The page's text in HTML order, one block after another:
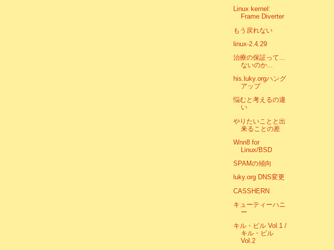
Linux kernel:
Frame Diverter
もう戻れない
linux-2.4.29
治療の保証って...
ないのか...
his.luky.orgハング
アップ
悩むと考えるの違
い
やりたいことと出
来ることの差
Wnn8 for
Linux/BSD
SPAMの傾向
luky.org DNS変更
CASSHERN
キューティーハニ
ー
キル・ビル Vol.1 /
キル・ビル
Vol.2